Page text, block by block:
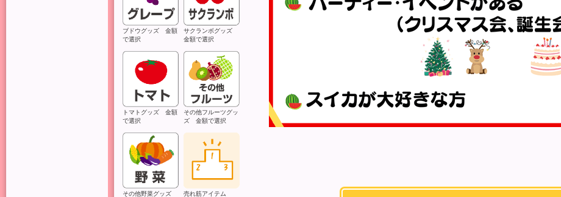
ブドウグッズ 金額
で選択
サクランボグッズ
金額で選択
トマトグッズ 金額
で選択
その他フルーツグッ
ズ 金額で選択
その他野菜グッズ 売れ筋アイテム